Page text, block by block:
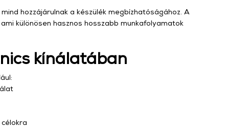
hozzájárulnak a készülék megbízhatóságához. A
különösen hasznos hosszabb munkafolyamatok
kínálatában